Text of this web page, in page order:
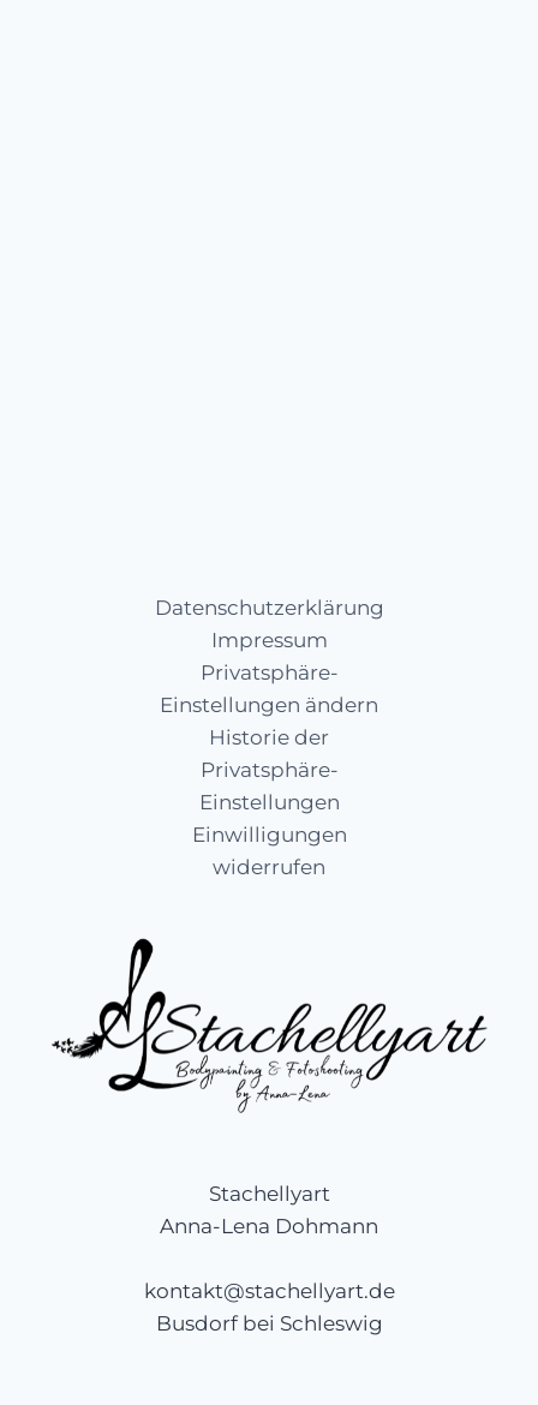
Datenschutzerklärung
Impressum
Privatsphäre-
Einstellungen ändern
Historie der
Privatsphäre-
Einstellungen
Einwilligungen
widerrufen
Stachellyart
Anna-Lena Dohmann
kontakt@stachellyart.de
Busdorf bei Schleswig